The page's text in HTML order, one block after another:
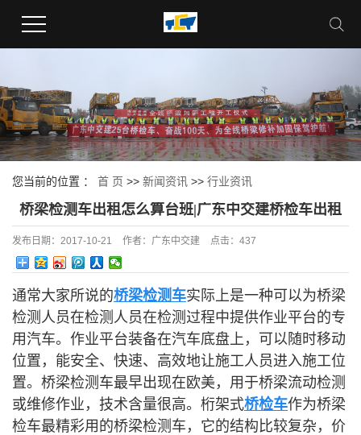
您当前的位置 ： 首 页 >> 新闻资讯 >> 行业资讯
桥梁检测车出租怎么算台班|广东中交建桥检车出租
发布日期： 2017-10-21 作者： 广东中交建 点击： 437
通常大家所说的桥梁检测车实际上是一种可以为桥梁
检测人员在检测人员在检测过程中提供作业平台的专
用汽车。作业平台装备在汽车底盘上，可以随时移动
位置，能安全、快速、高效地让施工人员进入施工位
置。桥梁检测车最早出现在欧美，用于桥梁流动检测
或维修作业，技术含量很高。桁架式桥检车作为桥梁
检车最精彩用的桥梁检测车，它的结构比较复杂，价